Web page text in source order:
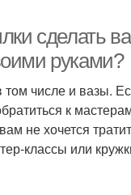
Гипсовые вазы
сделать
руками?
числе и вазы.
к
не хочется
классы или